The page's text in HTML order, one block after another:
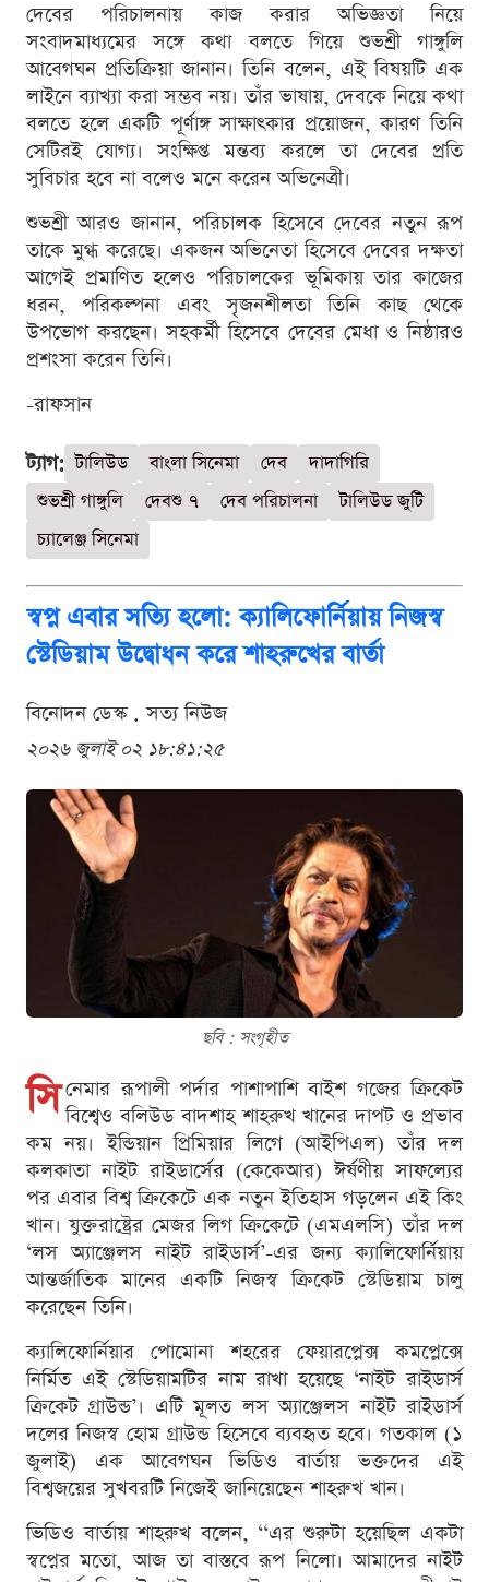
দেবের পরিচালনায় কাজ করার অভিজ্ঞতা নিয়ে
সংবাদমাধ্যমের সঙ্গে কথা বলতে গিয়ে শুভশ্রী গাঙ্গুলি
আবেগঘন প্রতিক্রিয়া জানান। তিনি বলেন, এই বিষয়টি এক
লাইনে ব্যাখ্যা করা সম্ভব নয়। তাঁর ভাষায়, দেবকে নিয়ে কথা
বলতে হলে একটি পূর্ণাঙ্গ সাক্ষাৎকার প্রয়োজন, কারণ তিনি
সেটিরই যোগ্য। সংক্ষিপ্ত মন্তব্য করলে তা দেবের প্রতি
সুবিচার হবে না বলেও মনে করেন অভিনেত্রী।
শুভশ্রী আরও জানান, পরিচালক হিসেবে দেবের নতুন রূপ
তাকে মুগ্ধ করেছে। একজন অভিনেতা হিসেবে দেবের দক্ষতা
আগেই প্রমাণিত হলেও পরিচালকের ভূমিকায় তার কাজের
ধরন, পরিকল্পনা এবং সৃজনশীলতা তিনি কাছ থেকে
উপভোগ করছেন। সহকর্মী হিসেবে দেবের মেধা ও নিষ্ঠারও
প্রশংসা করেন তিনি।
-রাফসান
ট্যাগ: টালিউড বাংলা সিনেমা দেব
দাদাগিরি
শুভশ্রী গাঙ্গুলি
দেবশু ৭ দেব পরিচালনা
টালিউড জুটি
চ্যালেঞ্জ সিনেমা
স্বপ্ন এবার সত্যি হলো: ক্যালিফোর্নিয়ায় নিজস্ব
স্টেডিয়াম উদ্বোধন করে শাহরুখের বার্তা
বিনোদন ডেস্ক . সত্য নিউজ
২০২৬ জুলাই ০২ ১৮:৪১:২৫
ছবি : সংগৃহীত
সি নেমার রূপালী পর্দার পাশাপাশি বাইশ গজের ক্রিকেট
বিশ্বেও বলিউড বাদশাহ শাহরুখ খানের দাপট ও প্রভাব
কম নয়। ইন্ডিয়ান প্রিমিয়ার লিগে (আইপিএল) তাঁর দল
কলকাতা নাইট রাইডার্সের (কেকেআর) ঈর্ষণীয় সাফল্যের
পর এবার বিশ্ব ক্রিকেটে এক নতুন ইতিহাস গড়লেন এই কিং
খান। যুক্তরাষ্ট্রের মেজর লিগ ক্রিকেটে (এমএলসি) তাঁর দল
‘লস অ্যাঞ্জেলস নাইট রাইডার্স’-এর জন্য ক্যালিফোর্নিয়ায়
আন্তর্জাতিক মানের একটি নিজস্ব ক্রিকেট স্টেডিয়াম চালু
করেছেন তিনি।
ক্যালিফোর্নিয়ার পোমোনা শহরের ফেয়ারপ্লেক্স কমপ্লেক্সে
নির্মিত এই স্টেডিয়ামটির নাম রাখা হয়েছে ‘নাইট রাইডার্স
ক্রিকেট গ্রাউন্ড’। এটি মূলত লস অ্যাঞ্জেলস নাইট রাইডার্স
দলের নিজস্ব হোম গ্রাউন্ড হিসেবে ব্যবহৃত হবে। গতকাল (১
জুলাই) এক আবেগঘন ভিডিও বার্তায় ভক্তদের এই
বিশ্বজয়ের সুখবরটি নিজেই জানিয়েছেন শাহরুখ খান।
ভিডিও বার্তায় শাহরুখ বলেন, ‘‘এর শুরুটা হয়েছিল একটা
স্বপ্নের মতো, আজ তা বাস্তবে রূপ নিলো। আমাদের নাইট